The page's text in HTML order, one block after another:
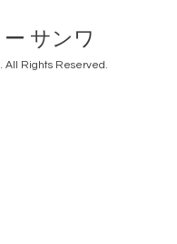
サンワ
. All Rights Reserved.